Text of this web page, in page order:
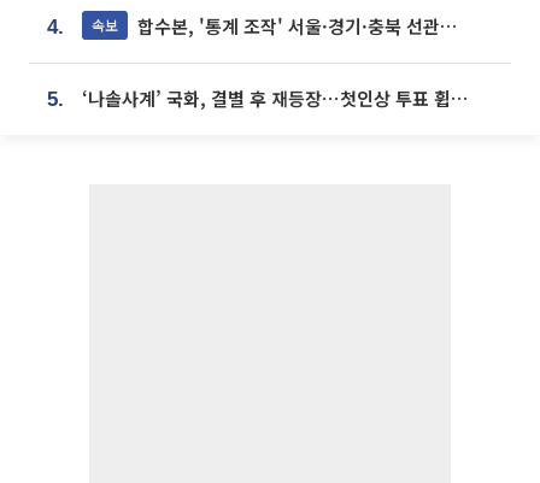
4. 속보 합수본, '통계 조작' 서울·경기·충북 선관위 등 추가 압수수색
5. ‘나솔사계’ 국화, 결별 후 재등장⋯첫인상 투표 휩쓸고 ‘인기녀’ 등극